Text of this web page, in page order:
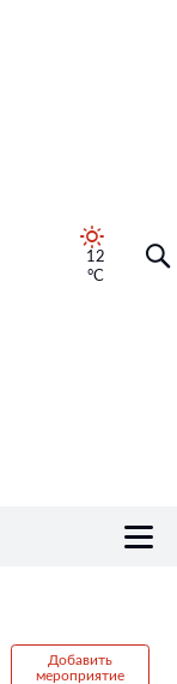
12
°C
Добавить
мероприятие